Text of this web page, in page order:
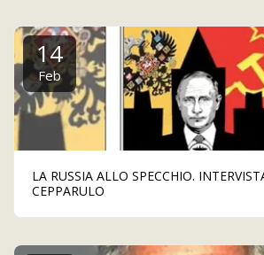
14
Feb
LA RUSSIA ALLO SPECCHIO.
CEPPARULO